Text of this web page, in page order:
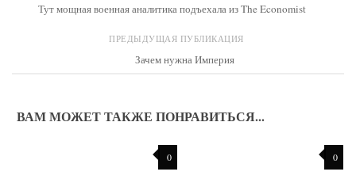
Тут мощная военная аналитика подъехала из The Economist
ПРЕДЫДУЩАЯ ПУБЛИКАЦИЯ
Зачем нужна Империя
ВАМ МОЖЕТ ТАКЖЕ ПОНРАВИТЬСЯ...
0 0